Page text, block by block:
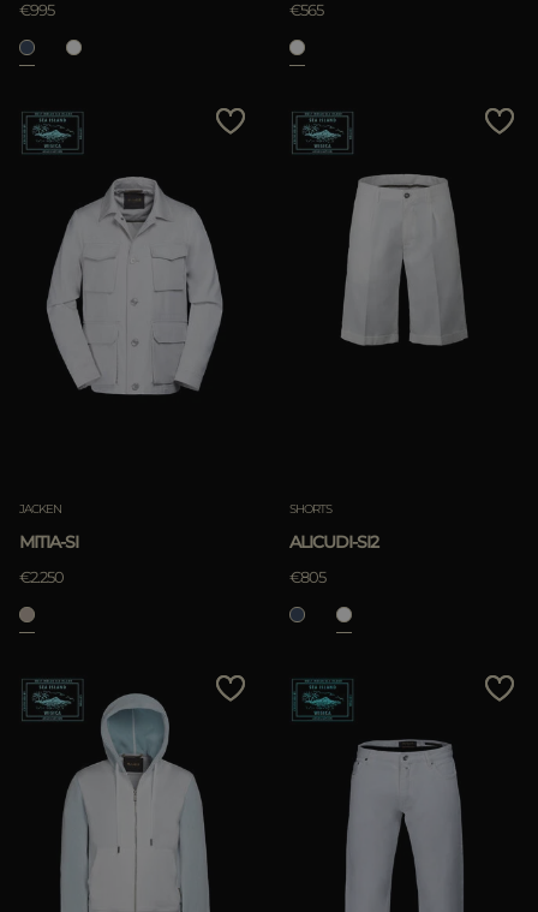
€995 €565
JACKEN
MITIA-SI
€2.250
SHORTS
ALICUDI-SI2
€805